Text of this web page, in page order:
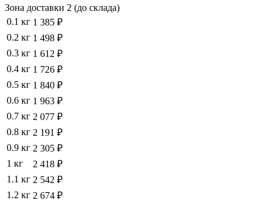
Зона доставки 2 (до склада)
0.1 кг 1 385 ₽
0.2 кг 1 498 ₽
0.3 кг 1 612 ₽
0.4 кг 1 726 ₽
0.5 кг 1 840 ₽
0.6 кг 1 963 ₽
0.7 кг 2 077 ₽
0.8 кг 2 191 ₽
0.9 кг 2 305 ₽
1 кг
2 418 ₽
1.1 кг 2 542 ₽
1.2 кг 2 674 ₽